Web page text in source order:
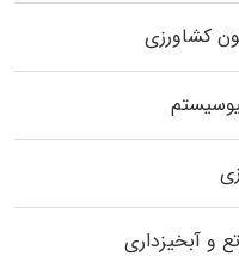
کشاورزی
و آبخیزداری